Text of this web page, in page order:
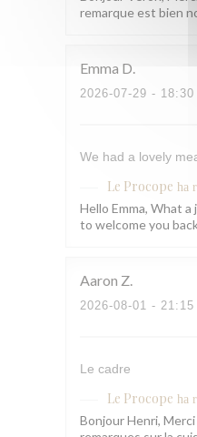
remarque est bien
Emma D
2026-07-29 - 18:30
We had a lovely
Le Procope ha
Hello Emma, What
to welcome you
Aaron Z
2026-08-01 - 21:15
Le cadre
Le Procope ha
Bonjour Henri,